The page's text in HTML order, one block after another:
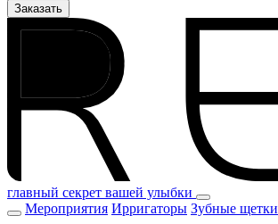
Заказать
главный секрет вашей улыбки
Мероприятия Ирригаторы Зубные щетки